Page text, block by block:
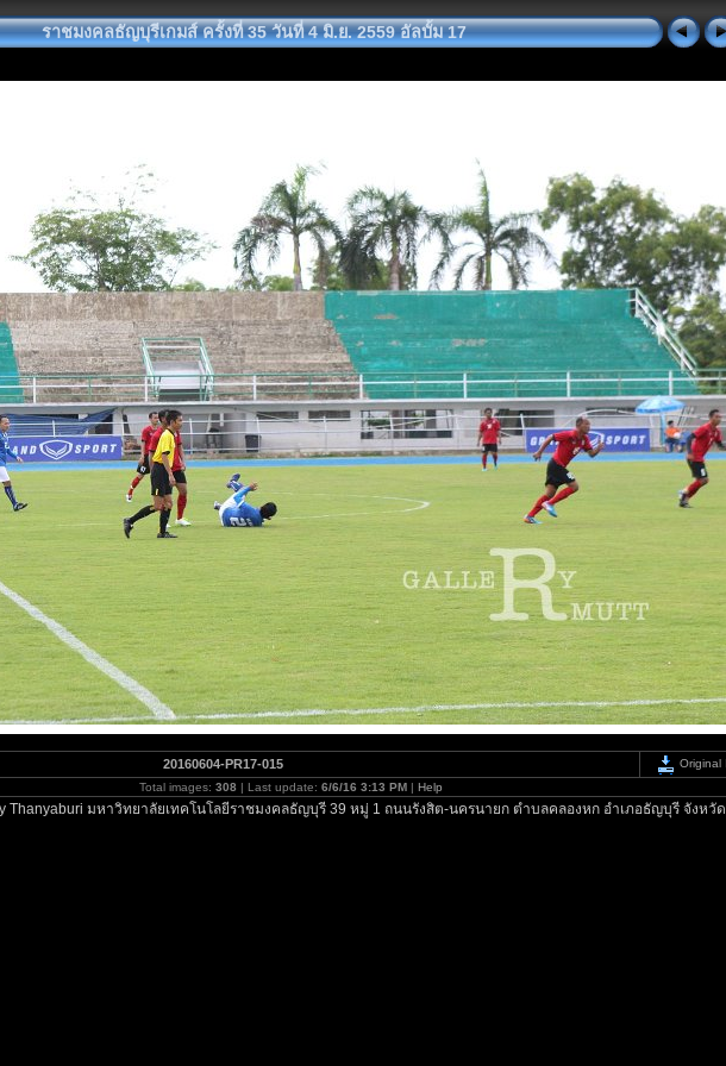
ราชมงคลธัญบุรีเกมส์ ครั้งที่ 35 วันที่ 4 มิ.ย. 2559 อัลบั้ม 17
20160604-PR17-015
Original
Total images: 308 | Last update: 6/6/16 3:13 PM| Help
Thanyaburi มหาวิทยาลัยเทคโนโลยีราชมงคลธัญบุรี 39 หมู่ 1 ถนนรังสิต-นครนายก ตำบลคลองหก อำเภอธัญบุรี จังหวั